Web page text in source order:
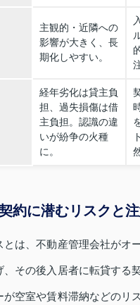
主観的・近隣への
影響が大きく、長
期化しやすい。
経年劣化は貸主負
担、過失損傷は借
主負担。認識の違
いが紛争の火種
に。
約に潜むリスクと
とは、不動産管理会社がオ
、その後入居者に転貸する
が空室や賃料滞納などのリ